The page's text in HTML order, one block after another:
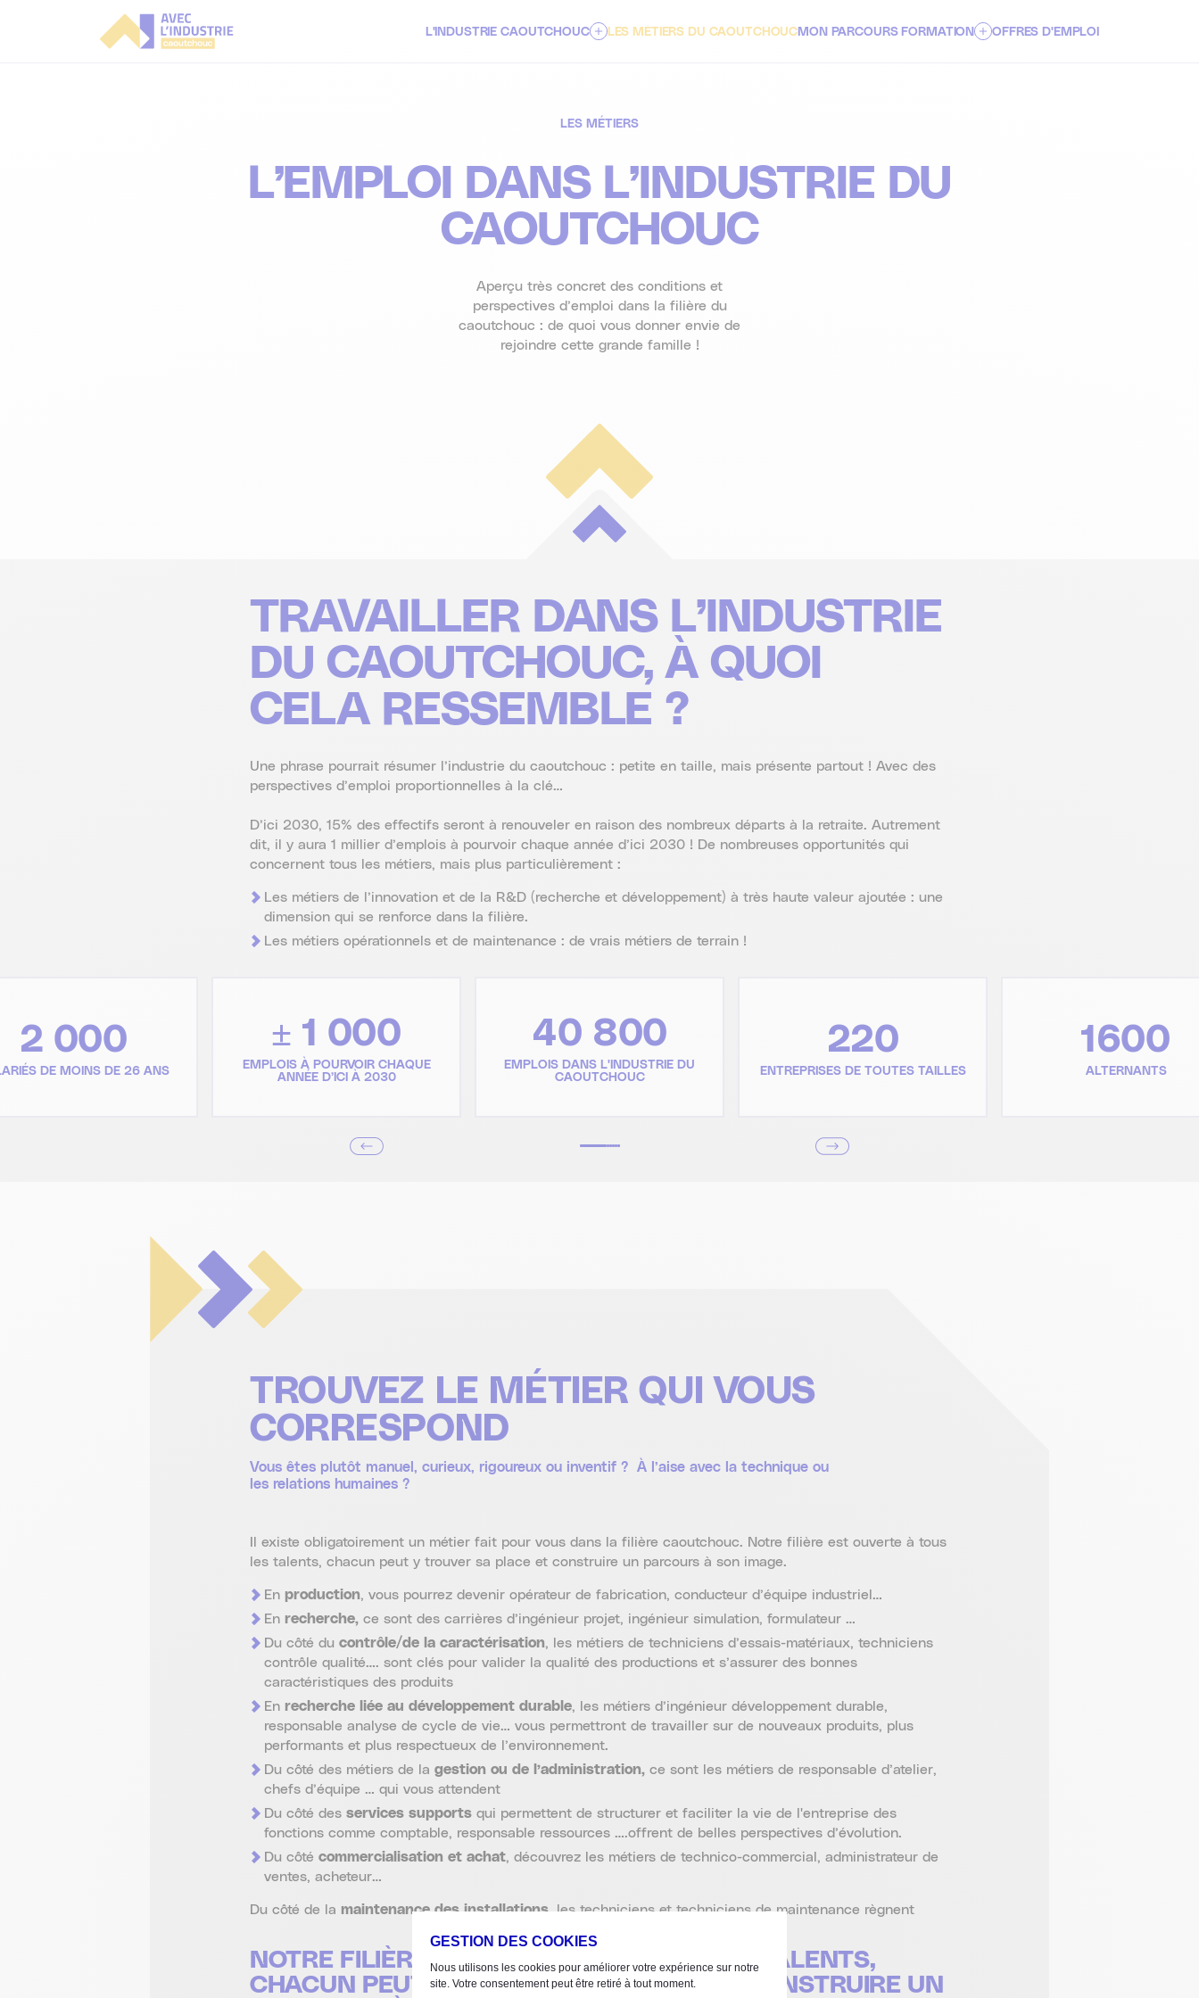
GESTION DES COOKIES
Nous utilisons les cookies pour améliorer votre expérience sur notre
site. Votre consentement peut être retiré à tout moment.
L'INDUSTRIE CAOUTCHOUC
ENJEUX & INNOVATIONS DE DEMAIN
LES MÉTIERS DU CAOUTCHOUCMON PARCOURS FORMATION OFFRES D'EMPLOI
LES MÉTIERS
L’EMPLOI DANS L’INDUSTRIE DU
CAOUTCHOUC
Aperçu très concret des conditions et
perspectives d’emploi dans la filière du
caoutchouc : de quoi vous donner envie de
rejoindre cette grande famille !
TRAVAILLER DANS L’INDUSTRIE
DU CAOUTCHOUC, À QUOI
CELA RESSEMBLE ?
Une phrase pourrait résumer l’industrie du caoutchouc : petite en taille, mais présente partout ! Avec des
perspectives d’emploi proportionnelles à la clé…
D’ici 2030, 15% des effectifs seront à renouveler en raison des nombreux départs à la retraite. Autrement
dit, il y aura 1 millier d’emplois à pourvoir chaque année d’ici 2030 ! De nombreuses opportunités qui
concernent tous les métiers, mais plus particulièrement :
Les métiers de l’innovation et de la R&D (recherche et développement) à très haute valeur ajoutée : une
dimension qui se renforce dans la filière.
Les métiers opérationnels et de maintenance : de vrais métiers de terrain !
40 800
EMPLOIS DANS L'INDUSTRIE DU
CAOUTCHOUC
220
ENTREPRISES DE TOUTES TAILLES
1600
ALTERNANTS
2 000
DE MOINS DE 26 ANS
± 1 000
EMPLOIS À POURVOIR CHAQUE
ANNÉE D’ICI À 2030
TROUVEZ LE MÉTIER QUI VOUS
CORRESPOND
Vous êtes plutôt manuel, curieux, rigoureux ou inventif ? À l’aise avec la technique ou
les relations humaines ?
Il existe obligatoirement un métier fait pour vous dans la filière caoutchouc. Notre filière est ouverte à tous
les talents, chacun peut y trouver sa place et construire un parcours à son image.
En production, vous pourrez devenir opérateur de fabrication, conducteur d’équipe industriel…
En recherche, ce sont des carrières d’ingénieur projet, ingénieur simulation, formulateur …
Du côté du contrôle/de la caractérisation, les métiers de techniciens d’essais-matériaux, techniciens
contrôle qualité…. sont clés pour valider la qualité des productions et s’assurer des bonnes
caractéristiques des produits
En recherche liée au développement durable, les métiers d’ingénieur développement durable,
responsable analyse de cycle de vie… vous permettront de travailler sur de nouveaux produits, plus
performants et plus respectueux de l’environnement.
Du côté des métiers de la gestion ou de l’administration, ce sont les métiers de responsable d’atelier,
chefs d’équipe … qui vous attendent
Du côté des services supports qui permettent de structurer et faciliter la vie de l'entreprise des
fonctions comme comptable, responsable ressources ….offrent de belles perspectives d’évolution.
Du côté commercialisation et achat, découvrez les métiers de technico-commercial, administrateur de
ventes, acheteur…
Du côté de la maintenance des installations , les techniciens et techniciens de maintenance règnent
NOTRE FILIÈRE EST OUVERTE À TOUS LES TALENTS,
CHACUN PEUT Y TROUVER SA PLACE ET CONSTRUIRE UN